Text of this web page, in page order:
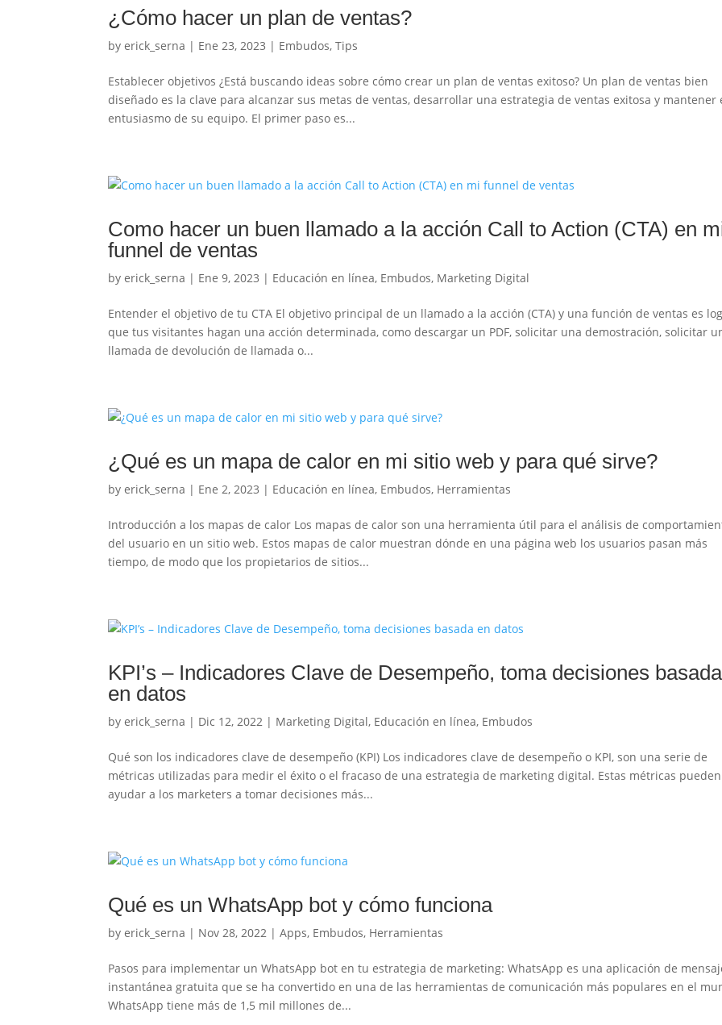
¿Cómo hacer un plan de ventas?
byerick_serna | Ene 23, 2023 | Embudos,Tips
Establecer objetivos ¿Está buscando ideas sobre cómo crear un plan de ventas exitoso? Un plan de ventas bien
diseñado es la clave para alcanzar sus metas de ventas, desarrollar una estrategia de ventas exitosa y mantener
entusiasmo de su equipo. El primer paso es...
Como hacer un buen llamado a la acción Call to Action (CTA) en
funnel de ventas
byerick_serna | Ene 9, 2023 | Educación en línea, Embudos, Marketing Digital
Entender el objetivo de tu CTA El objetivo principal de un llamado a la acción (CTA) y una función de ventas es
que tus visitantes hagan una acción determinada, como descargar un PDF, solicitar una demostración, solicitar
llamada de devolución de llamada o...
¿Qué es un mapa de calor en mi sitio web y para qué sirve?
byerick_serna | Ene 2, 2023 | Educación en línea, Embudos, Herramientas
Introducción a los mapas de calor Los mapas de calor son una herramienta útil para el análisis de
del usuario en un sitio web. Estos mapas de calor muestran dónde en una página web los usuarios pasan más
tiempo, de modo que los propietarios de sitios...
KPI’s – Indicadores Clave de Desempeño, toma decisiones basada
en datos
byerick_serna | Dic 12, 2022 | Marketing Digital, Educación en línea, Embudos
Qué son los indicadores clave de desempeño (KPI) Los indicadores clave de desempeño o KPI, son una serie de
métricas utilizadas para medir el éxito o el fracaso de una estrategia de marketing digital. Estas métricas pueden
ayudar a los marketers a tomar decisiones más...
Qué es un WhatsApp bot y cómo funciona
byerick_serna | Nov 28, 2022 |Apps, Embudos, Herramientas
Pasos para implementar un WhatsApp bot en tu estrategia de marketing: WhatsApp es una aplicación de
instantánea gratuita que se ha convertido en una de las herramientas de comunicación más populares en el
WhatsApp tiene más de 1,5 mil millones de...